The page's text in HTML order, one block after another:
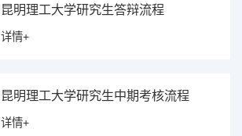
昆明理工大学研究生答辩流程
详情+
昆明理工大学研究生中期考核流程
详情+